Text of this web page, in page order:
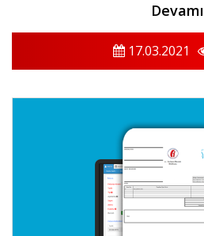
Devamı
17.03.2021